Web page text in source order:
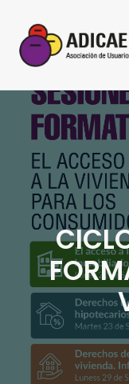
contenido